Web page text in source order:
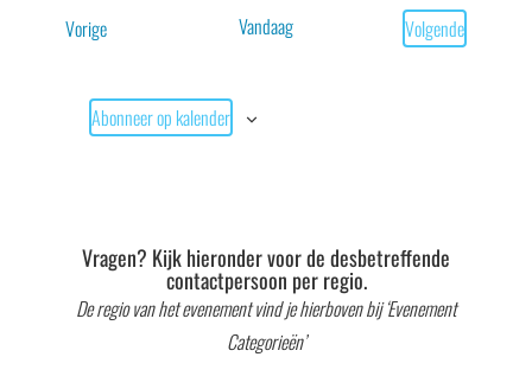
datum.
VorigeEvenementen Vandaag
Volgende
Abonneer op kalender
Vragen? Kijk hieronder voor de desbetreffende
contactpersoon per regio.
De regio van het evenement vind je hierboven bij ‘Evenement
Categorieën’